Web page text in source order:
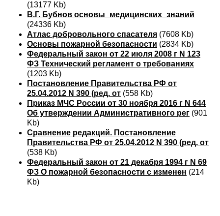
(13177 Kb)
В.Г. Бубнов основы_медицинских_знаний
(24336 Kb)
Атлас добровольного спасателя (7608 Kb)
Основы пожарной безопасности (2834 Kb)
Федеральный закон от 22 июля 2008 г N 123
ФЗ Технический регламент о требованиях
(1203 Kb)
Постановление Правительства РФ от
25.04.2012 N 390 (ред. от (558 Kb)
Приказ МЧС России от 30 ноября 2016 г N 644
Об утверждении Административного рег (901
Kb)
Сравнение редакций. Постановление
Правительства РФ от 25.04.2012 N 390 (ред. от
(538 Kb)
Федеральный закон от 21 декабря 1994 г N 69
ФЗ О пожарной безопасности с изменен (214
Kb)